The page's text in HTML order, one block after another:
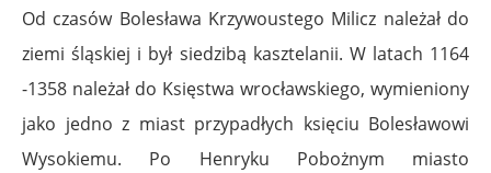
Od czasów Bolesława Krzywoustego Milicz należał do
ziemi śląskiej i był siedzibą kasztelanii. W latach 1164
-1358 należał do Księstwa wrocławskiego, wymieniony
jako jedno z miast przypadłych księciu Bolesławowi
Wysokiemu. Po Henryku Pobożnym miasto